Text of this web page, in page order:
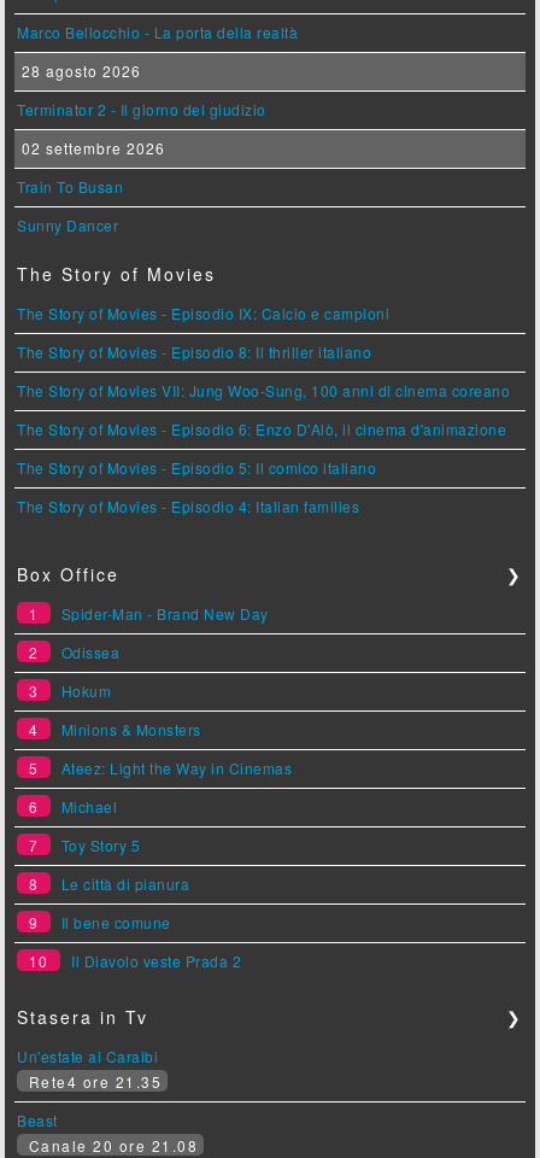
Marco Bellocchio - La porta della realtà
28 agosto 2026
Terminator 2 - Il giorno del giudizio
02 settembre 2026
Train To Busan
Sunny Dancer
The Story of Movies
The Story of Movies - Episodio IX: Calcio e campioni
The Story of Movies - Episodio 8: Il thriller italiano
The Story of Movies VII: Jung Woo-Sung, 100 anni di cinema coreano
The Story of Movies - Episodio 6: Enzo D'Alò, il cinema d'animazione
The Story of Movies - Episodio 5: Il comico italiano
The Story of Movies - Episodio 4: Italian families
Box Office ❯
1
Spider-Man - Brand New Day
2
Odissea
3
Hokum
4
Minions & Monsters
5
Ateez: Light the Way in Cinemas
6
Michael
7
Toy Story 5
8
Le città di pianura
9
Il bene comune
10
Il Diavolo veste Prada 2
Stasera in Tv ❯
Un'estate ai Caraibi
Rete4 ore 21.35
Beast
Canale 20 ore 21.08